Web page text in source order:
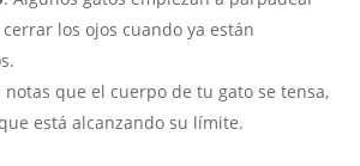
los ojos cuando ya están
notas que el cuerpo de tu gato se tensa,
está alcanzando su límite.